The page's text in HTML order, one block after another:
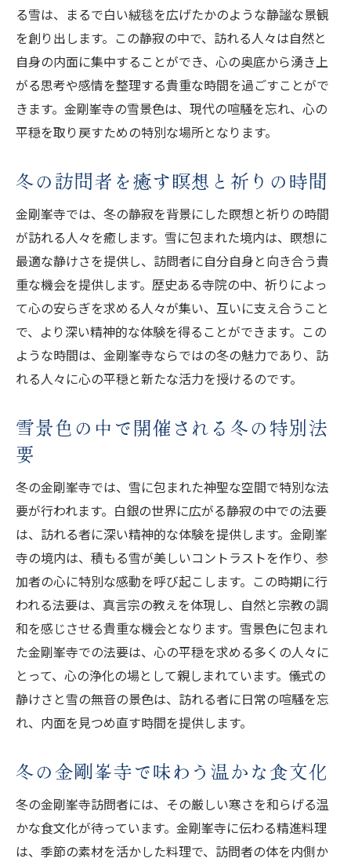
る雪は、まるで白い絨毯を広げたかのような静謐な景観
を創り出します。この静寂の中で、訪れる人々は自然と
自身の内面に集中することができ、心の奥底から湧き上
がる思考や感情を整理する貴重な時間を過ごすことがで
きます。金剛峯寺の雪景色は、現代の喧騒を忘れ、心の
平穏を取り戻すための特別な場所となります。
冬の訪問者を癒す瞑想と祈りの時間
金剛峯寺では、冬の静寂を背景にした瞑想と祈りの時間
が訪れる人々を癒します。雪に包まれた境内は、瞑想に
最適な静けさを提供し、訪問者に自分自身と向き合う貴
重な機会を提供します。歴史ある寺院の中、祈りによっ
て心の安らぎを求める人々が集い、互いに支え合うこと
で、より深い精神的な体験を得ることができます。この
ような時間は、金剛峯寺ならではの冬の魅力であり、訪
れる人々に心の平穏と新たな活力を授けるのです。
雪景色の中で開催される冬の特別法
要
冬の金剛峯寺では、雪に包まれた神聖な空間で特別な法
要が行われます。白銀の世界に広がる静寂の中での法要
は、訪れる者に深い精神的な体験を提供します。金剛峯
寺の境内は、積もる雪が美しいコントラストを作り、参
加者の心に特別な感動を呼び起こします。この時期に行
われる法要は、真言宗の教えを体現し、自然と宗教の調
和を感じさせる貴重な機会となります。雪景色に包まれ
た金剛峯寺での法要は、心の平穏を求める多くの人々に
とって、心の浄化の場として親しまれています。儀式の
静けさと雪の無音の景色は、訪れる者に日常の喧騒を忘
れ、内面を見つめ直す時間を提供します。
冬の金剛峯寺で味わう温かな食文化
冬の金剛峯寺訪問者には、その厳しい寒さを和らげる温
かな食文化が待っています。金剛峯寺に伝わる精進料理
は、季節の素材を活かした料理で、訪問者の体を内側か